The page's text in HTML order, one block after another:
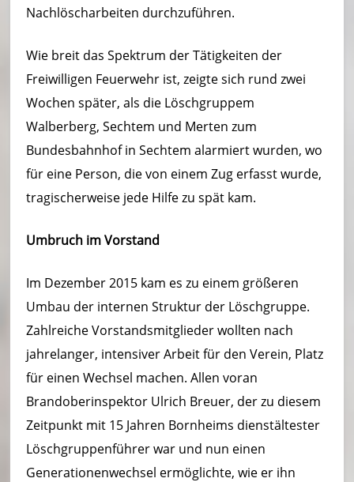
Nachlöscharbeiten durchzuführen.
Wie breit das Spektrum der Tätigkeiten der
Freiwilligen Feuerwehr ist, zeigte sich rund zwei
Wochen später, als die Löschgruppem
Walberberg, Sechtem und Merten zum
Bundesbahnhof in Sechtem alarmiert wurden, wo
für eine Person, die von einem Zug erfasst wurde,
tragischerweise jede Hilfe zu spät kam.
Umbruch im Vorstand
Im Dezember 2015 kam es zu einem größeren
Umbau der internen Struktur der Löschgruppe.
Zahlreiche Vorstandsmitglieder wollten nach
jahrelanger, intensiver Arbeit für den Verein, Platz
für einen Wechsel machen. Allen voran
Brandoberinspektor Ulrich Breuer, der zu diesem
Zeitpunkt mit 15 Jahren Bornheims dienstältester
Löschgruppenführer war und nun einen
Generationenwechsel ermöglichte, wie er ihn